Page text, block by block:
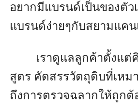
อยากมีแบรนด์เป็นของตัว
แบรนด์ง่ายๆกับสยามแคน
เราดูแลลูกค้าตั้งแต่
สูตร คัดสรรวัตถุดิบที่เหม
ถึงการตรวจฉลากให้ถูกต้